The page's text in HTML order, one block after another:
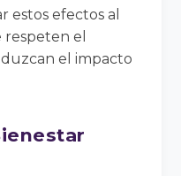
estos efectos al
el
el impacto